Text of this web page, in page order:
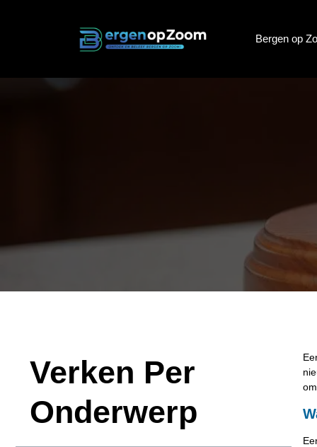
Bergen op
Verken Per
Onderwerp